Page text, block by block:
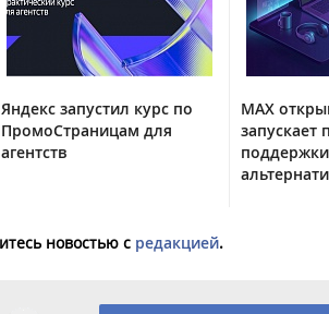
Яндекс запустил курс по
ПромоСтраницам для
агентств
MAX
запускает
новостью с редакцией.